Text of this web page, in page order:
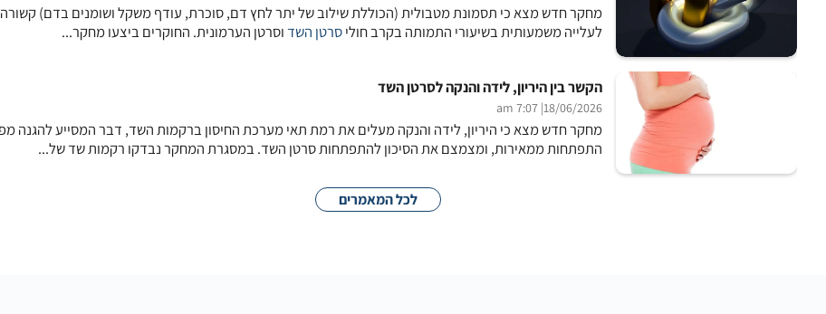
מחקר חדש מצא כי תסמונת מטבולית (הכוללת שילוב של יתר לחץ דם, סוכרת, עודף משקל ושומנים בדם) קשורה
לעלייה משמעותית בשיעורי התמותה בקרב חוליסרטן השדוסרטן הערמונית. החוקרים ביצעו מחקר...
הקשר בין היריון, לידה והנקה לסרטן השד
18/06/2026
| 7:07 am
מחקר חדש מצא כי היריון, לידה והנקה מעלים את רמת תאי מערכת החיסון ברקמות השד, דבר המסייע להגנה
התפתחות ממאירות, ומצמצם את הסיכון להתפתחות סרטן השד. במסגרת המחקר נבדקו רקמות שד של...
לכל המאמרים